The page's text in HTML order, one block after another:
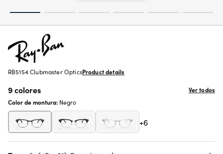
RB5154 Clubmaster OpticsProduct details
9 colores
Ver todos
Color de montura: Negro
+6